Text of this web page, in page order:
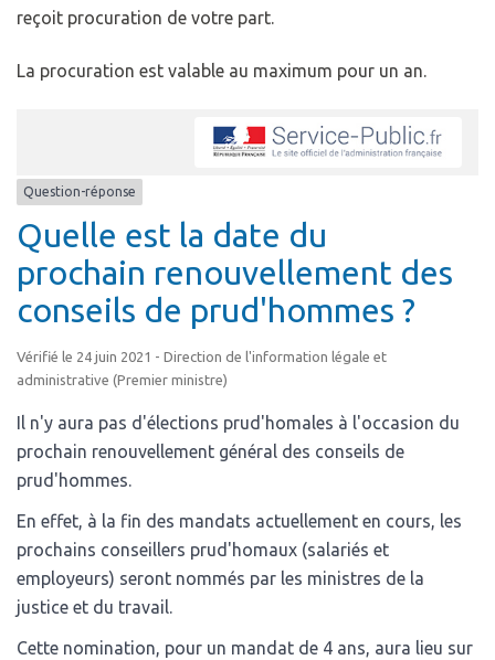
reçoit procuration de votre part.
La procuration est valable au maximum pour un an.
Question-réponse
Quelle est la date du
prochain renouvellement des
conseils de prud'hommes ?
Vérifié le 24 juin 2021 - Direction de l'information légale et
administrative (Premier ministre)
Il n'y aura pas d'élections prud'homales à l'occasion du
prochain renouvellement général des conseils de
prud'hommes.
En effet, à la fin des mandats actuellement en cours, les
prochains conseillers prud'homaux (salariés et
employeurs) seront nommés par les ministres de la
justice et du travail.
Cette nomination, pour un mandat de 4 ans, aura lieu sur